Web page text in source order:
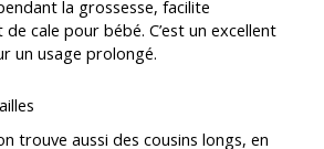
la grossesse, facilite
cale pour bébé. C’est un excellent
un usage prolongé.
trouve aussi des cousins longs, en